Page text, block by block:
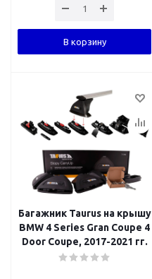
В корзину
Багажник Taurus на крышу
BMW 4 Series Gran Coupe 4
Door Coupe, 2017-2021 гг.